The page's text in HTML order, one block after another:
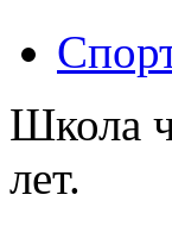
Школа
лет.